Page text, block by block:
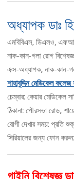
অধ্যাপক ডাঃ
এমবিবিএস, ডিএলও,
নাক-কান-গলা রোগ
এক্স-অধ্যাপক, নাক-কান-
শাহাবুদ্দিন মেডিকেল কলেজ
চেম্বার: কেয়ার মেডিকেল
ঠিকানা: পৌরসভা রোড,
রোগী দেখার সময়: প্রতি
সিরিয়ালের জন্য ফোন
গাইনি বিশেষজ্ঞ